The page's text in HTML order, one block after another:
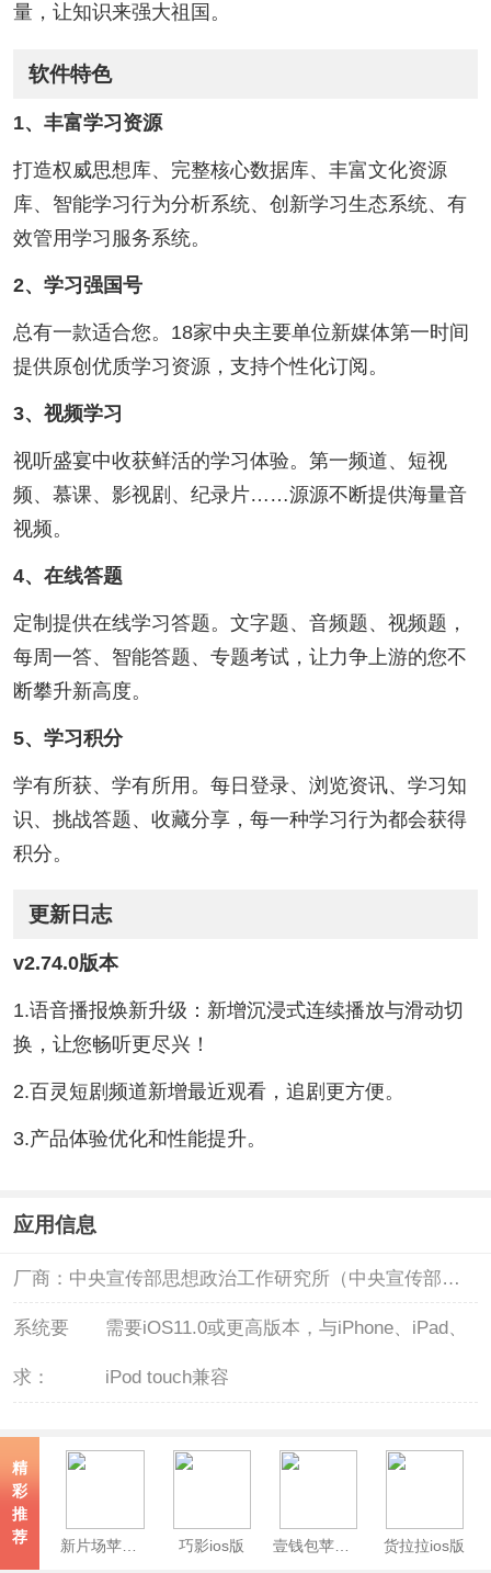
量，让知识来强大祖国。
软件特色
1、丰富学习资源
打造权威思想库、完整核心数据库、丰富文化资源
库、智能学习行为分析系统、创新学习生态系统、有
效管用学习服务系统。
2、学习强国号
总有一款适合您。18家中央主要单位新媒体第一时间
提供原创优质学习资源，支持个性化订阅。
3、视频学习
视听盛宴中收获鲜活的学习体验。第一频道、短视
频、慕课、影视剧、纪录片……源源不断提供海量音
视频。
4、在线答题
定制提供在线学习答题。文字题、音频题、视频题，
每周一答、智能答题、专题考试，让力争上游的您不
断攀升新高度。
5、学习积分
学有所获、学有所用。每日登录、浏览资讯、学习知
识、挑战答题、收藏分享，每一种学习行为都会获得
积分。
更新日志
v2.74.0版本
1.语音播报焕新升级：新增沉浸式连续播放与滑动切
换，让您畅听更尽兴！
2.百灵短剧频道新增最近观看，追剧更方便。
3.产品体验优化和性能提升。
应用信息
厂商： 中央宣传部思想政治工作研究所（中央宣传部宣传舆情研究中心）
系统要
求：
需要iOS11.0或更高版本，与iPhone、iPad、
iPod touch兼容
精
彩
推
荐
新片场苹果版 巧影ios版 货拉拉ios版